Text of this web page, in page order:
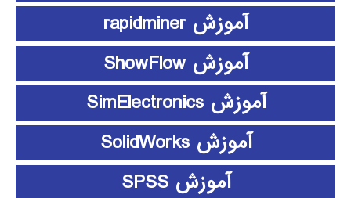
آموزش rapidminer
آموزش ShowFlow
آموزش SimElectronics
آموزش SolidWorks
آموزش SPSS